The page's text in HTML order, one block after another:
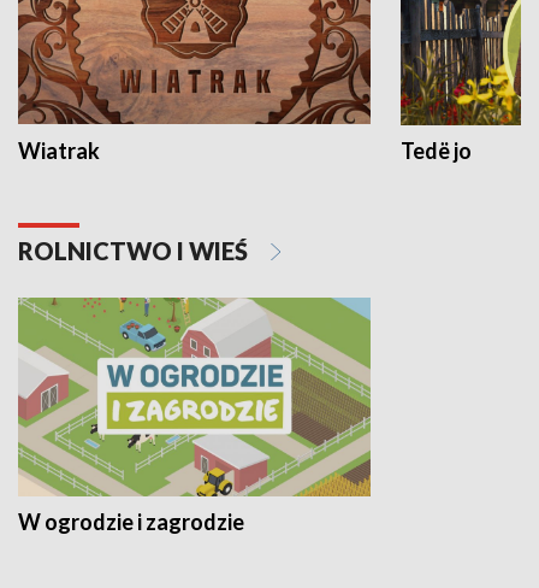
Wiatrak Tedë jo
ROLNICTWO I WIEŚ
W ogrodzie i zagrodzie